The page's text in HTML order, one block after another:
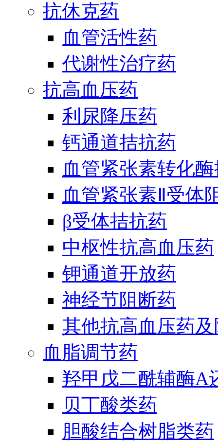
抗休克药
血管活性药
代谢性治疗药
抗高血压药
利尿降压药
钙通道拮抗药
血管紧张素转化
血管紧张素Ⅱ受体
β受体拮抗药
中枢性抗高血压药
钾通道开放药
神经节阻断药
其他抗高血压药
血脂调节药
羟甲戊二酰辅酶A
贝丁酸类药
胆酸结合树脂类药